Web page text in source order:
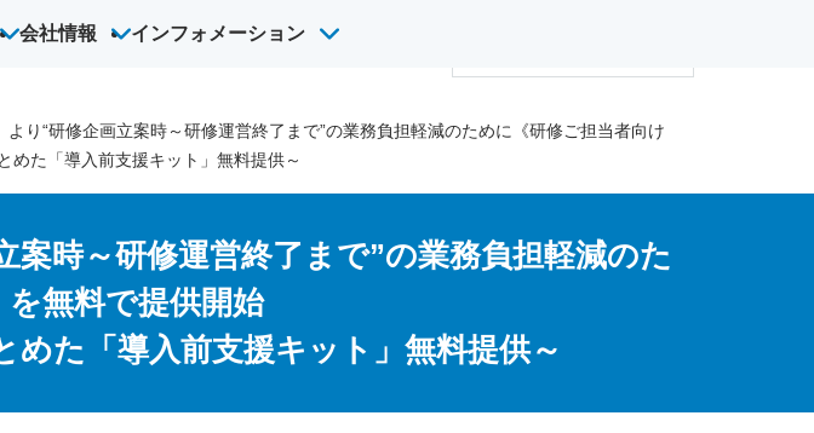
内
会社情報 インフォメーション
り“研修企画立案時～研修運営終了まで”の業務負担軽減のために《研修ご担当者向け
めた「導入前支援キット」無料提供～
時～研修運営終了まで”の業務負担軽減のた
無料で提供開始
めた「導入前支援キット」無料提供～